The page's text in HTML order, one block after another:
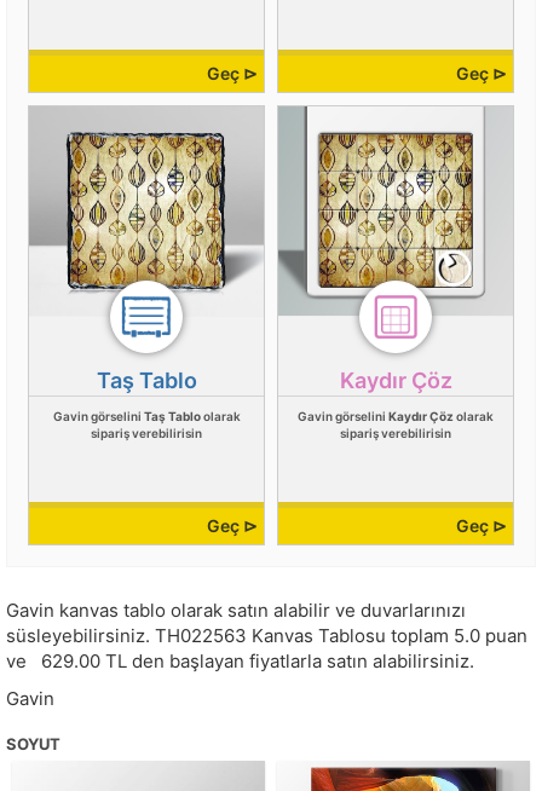
Geç ⊳ Geç ⊳
Taş Tablo
Gavin görselini Taş Tabloolarak
sipariş verebilirisin
Geç ⊳
Kaydır Çöz
Gavin görselini Kaydır Çöz olarak
sipariş verebilirisin
Geç ⊳
Gavin kanvas tablo olarak satın alabilir ve duvarlarınızı
süsleyebilirsiniz. TH022563 Kanvas Tablosu toplam 5.0 puan
ve
629.00 TL den başlayan fiyatlarla satın alabilirsiniz.
Gavin
SOYUT